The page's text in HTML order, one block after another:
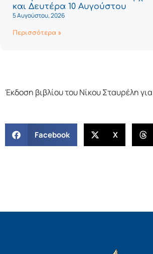
και Δευτέρα 10 Αυγούστου
5 Αυγούστου, 2026
Περισσότερα »
Έκδοση βιβλίου του Νίκου Σταυρέλη
Facebook X